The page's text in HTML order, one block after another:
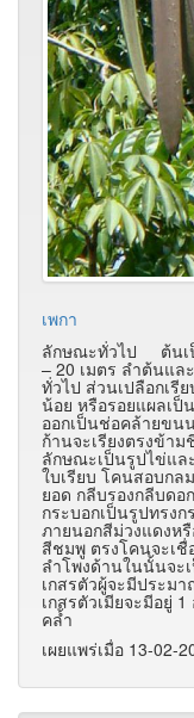
เพกา
ลักษณะทั่วไป ต้นเ
– 20 เมตร ลำต้นแล
ทั่วไป ส่วนเปลือกเรี
น้อย หรือรอยแผลเ
ออกเป็นช่อคล้ายขน
ก้านจะเรียงตรงข้า
ลักษณะเป็นรูปไข่แ
ใบเรียบ โคนสอบกล
ยอด กลีบรองกลีบด
กระบอกเป็นรูปทรง
ภายนอกสีม่วงแดงห
สีชมพู ตรงโคนจะเ
ลำโพงด้านในนั้นจะ
เกสรตัวผู้จะมีประม
เกสรตัวเมียจะมีอยู่
คล้ำ
เผยแพร่เมื่อ 13-02-